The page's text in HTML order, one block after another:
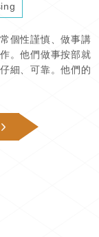
個性謹慎、做事講
。他們做事按部就
細、可靠。他們的